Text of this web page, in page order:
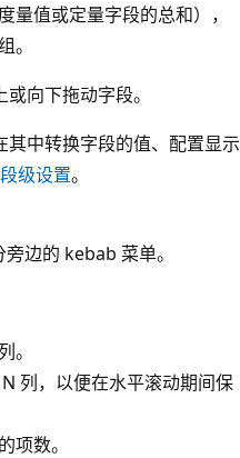
量值或定量字段的总和），
。
向下拖动字段。
中转换字段的值、配置显示
级设置。
旁边的 kebab 菜单。
。
列，以便在水平滚动期间保
项数。